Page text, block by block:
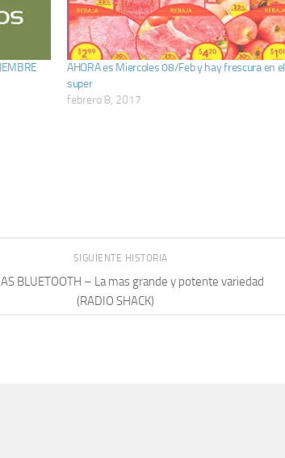
AHORA es Miercoles 08/Feb y hay frescura en el
super
febrero 8, 2017
SIGUIENTE HISTORIA
BLUETOOTH – La mas grande y potente variedad
(RADIO SHACK)